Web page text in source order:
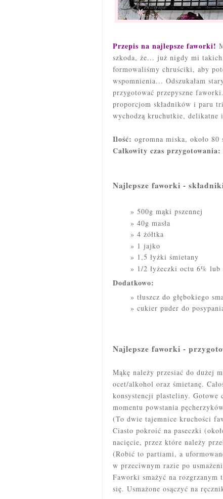
Przepis na najlepsze faworki!
szkoda, że... już nigdy mi
formowaliśmy chruściki, aby
wspomnienia... Odszukałam
przygotować przepyszne
proporcjom składników i paru
wychodzą kruchutkie, delikatne
Ilość: ogromna miska, około 80
Całkowity czas przygotowania:
Najlepsze faworki -
500g mąki pszennej
40g masła
4 żółtka
1 jajko
1,5 łyżki śmietany
1/2 łyżeczki octu 6% lub
Dodatkowo:
tłuszcz do głębokiego
cukier puder do
Najlepsze faworki -
Mąkę należy przesiać do dużej
ocet/alkohol oraz śmietanę.
konsystencji plasteliny. Gotowe
momentu powstania
(To dwie tajemnice kruchości
Ciasto pokroić na paseczki
nacięcie, przez które należy
(Robić to partiami, a
w przeciwnym razie po
Faworki smażyć na rozgrzanym
się. Usmażone osączyć na